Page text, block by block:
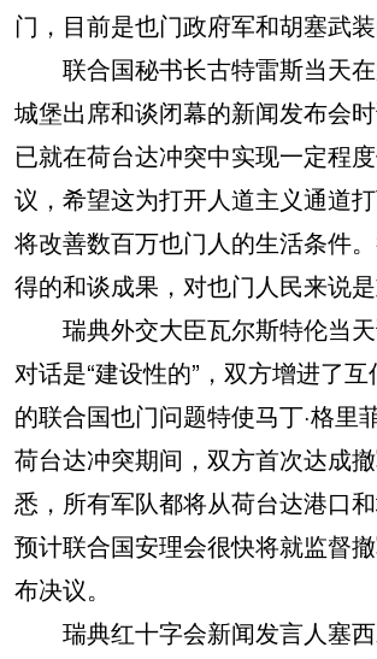
门，目前是也门政府军和胡塞武装
联合国秘书长古特雷斯当天在
城堡出席和谈闭幕的新闻发布会
已就在荷台达冲突中实现一定程
议，希望这为打开人道主义通道
将改善数百万也门人的生活条件
得的和谈成果，对也门人民来说
瑞典外交大臣瓦尔斯特伦当天
对话是“建设性的”，双方增进了
的联合国也门问题特使马丁·格里
荷台达冲突期间，双方首次达成
悉，所有军队都将从荷台达港口
预计联合国安理会很快将就监督
布决议。
瑞典红十字会新闻发言人塞西